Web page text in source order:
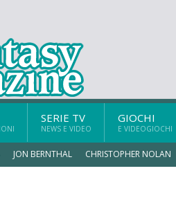
SERIE TV
NEWS E VIDEO
GIOCHI
E VIDEOGIOCHI
JON BERNTHAL CHRISTOPHER NOLAN